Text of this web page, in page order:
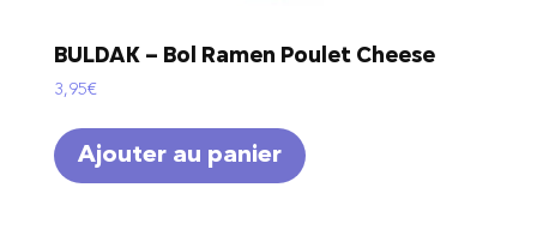
BULDAK – Bol Ramen Poulet Cheese
3,95€
Ajouter au panier